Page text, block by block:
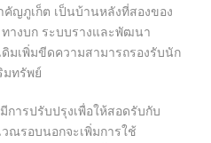
ญภูเก็ต เป็นบ้านหลังที่สองของ
างบก ระบบรางและพัฒนา
มเพิ่มขีดความสามารถรองรับนัก
มทรัพย์
การปรับปรุงเพื่อให้สอดรับกับ
ณรอบนอกจะเพิ่มการใช้